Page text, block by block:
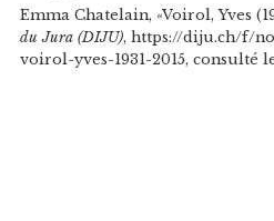
Emma Chatelain, «Voirol, Yves
du Jura (DIJU), https://diju.ch/f/
voirol-yves-1931-2015, consulté